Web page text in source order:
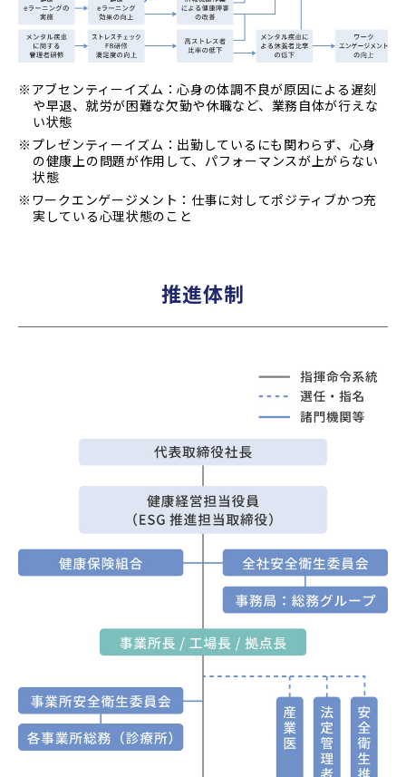
※アブセンティーイズム：心身の体調不良が原因による遅刻
や早退、就労が困難な欠勤や休職など、業務自体が行えな
い状態
※プレゼンティーイズム：出勤しているにも関わらず、心身
の健康上の問題が作用して、パフォーマンスが上がらない
状態
※ワークエンゲージメント：仕事に対してポジティブかつ充
実している心理状態のこと
推進体制